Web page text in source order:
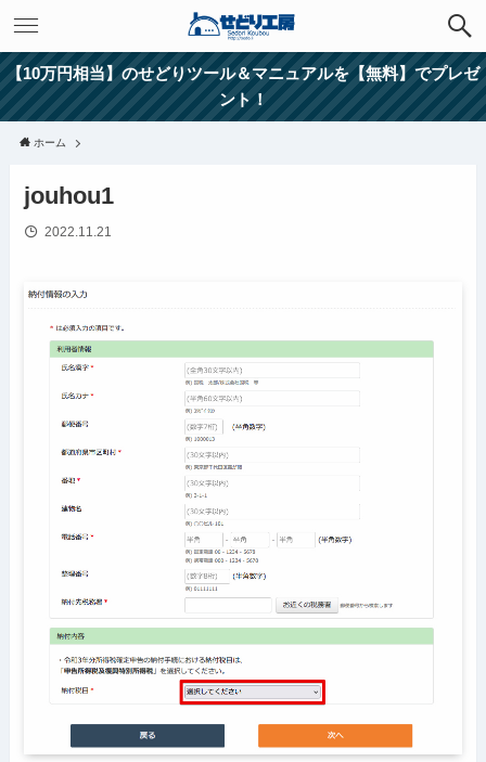
【10万円相当】のせどりツール＆マニュアルを【無料】でプレゼ
ント！
ホーム
jouhou1
2022.11.21